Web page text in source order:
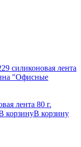
лента 80 г.
В корзину